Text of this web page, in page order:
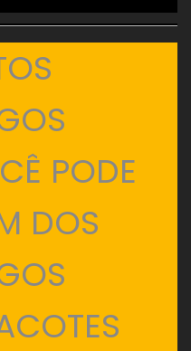
PODE
DOS